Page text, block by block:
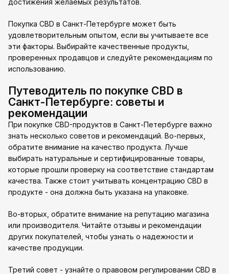
Покупка CBD в Санкт-Петербурге может быть
удовлетворительным опытом, если вы учитываете все
эти факторы. Выбирайте качественные продукты,
проверенных продавцов и следуйте рекомендациям по
использованию.
Путеводитель по покупке CBD в
Санкт-Петербурге: советы и
рекомендации
При покупке CBD-продуктов в Санкт-Петербурге важно
знать несколько советов и рекомендаций. Во-первых,
обратите внимание на качество продукта. Лучше
выбирать натуральные и сертифицированные товары,
которые прошли проверку на соответствие стандартам
качества. Также стоит учитывать концентрацию CBD в
продукте - она должна быть указана на упаковке.
Во-вторых, обратите внимание на репутацию магазина
или производителя. Читайте отзывы и рекомендации
других покупателей, чтобы узнать о надежности и
качестве продукции.
Третий совет - узнайте о правовом регулировании CBD в